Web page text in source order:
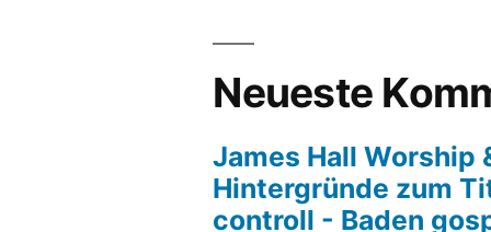
Neueste
James Hall Worship
Hintergründe zum
controll - Baden